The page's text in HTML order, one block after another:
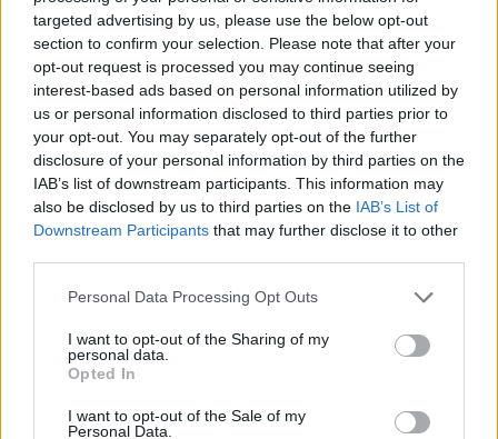
targeted advertising by us, please use the below opt-out
section to confirm your selection. Please note that after your
opt-out request is processed you may continue seeing
interest-based ads based on personal information utilized by
us or personal information disclosed to third parties prior to
your opt-out. You may separately opt-out of the further
disclosure of your personal information by third parties on the
IAB’s list of downstream participants. This information may
also be disclosed by us to third parties on the IAB’s List of
Downstream Participants that may further disclose it to other
Please note that this website/app uses one or more Google
not limited to your visit or usage behaviour. You may click to
grant or deny consent to Google and its third-party tags to
use your data for below specified purposes in below Google
consent section.
Personal Data Processing Opt Outs
I want to opt-out of the Sharing of my
personal data.
Opted In
I want to opt-out of the Sale of my
Personal Data.
Continua a leggere
LIFESTYLE
Le nuove Havaianas Kitten Heel debuttano a